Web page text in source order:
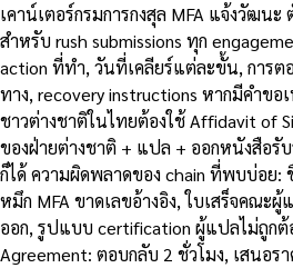
เคาน์เตอร์กรมการกงสุล MFA แจ้งวัฒน
สำหรับ rush submissions ทุก
action ที่ทำ, วันที่เคลียร์แต่ละขั้น, การ
ทาง, recovery instructions หากมีคำขอ
ชาวต่างชาติในไทยต้องใช้ Affidavit of
ของฝ่ายต่างชาติ + แปล + ออกหนังสือรั
ก็ได้ ความผิดพลาดของ chain ที่พบบ่อย:
หมึก MFA ขาดเลขอ้างอิง, ใบเสร็จคณะ
ออก, รูปแบบ certification ผู้แปลไม่ถูกต้
Agreement: ตอบกลับ 2 ชั่วโมง, เสนอร